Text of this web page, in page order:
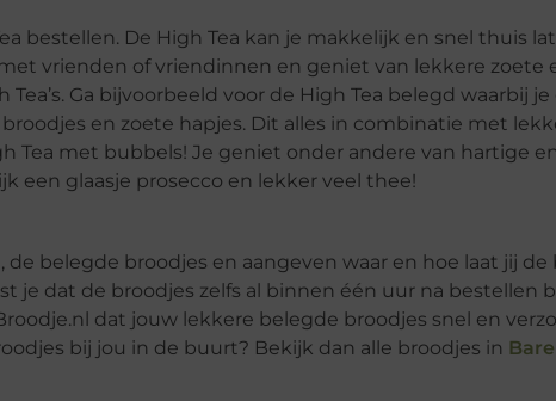
bestellen. De High Tea kan je makkelijk en snel thuis
vrienden of vriendinnen en geniet van lekkere zoete
Ga bijvoorbeeld voor de High Tea belegd waarbij
en zoete hapjes. Dit alles in combinatie met
Tea met bubbels! Je geniet onder andere van hartige
een glaasje prosecco en lekker veel thee!
belegde broodjes en aangeven waar en hoe laat jij de
je dat de broodjes zelfs al binnen één uur na bestellen
dat jouw lekkere belegde broodjes snel en
bij jou in de buurt? Bekijk dan alle broodjes in